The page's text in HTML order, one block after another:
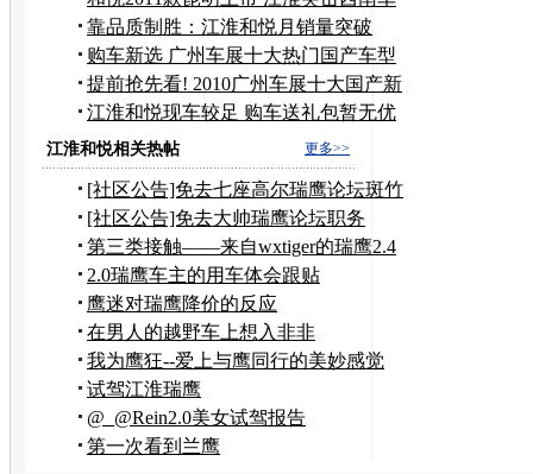
展
靠品质制胜：江淮和悦月销量突破
5000台
购车新选 广州车展十大热门国产车型
推荐
提前抢先看! 2010广州车展十大国产新
车
江淮和悦现车较足 购车送礼包暂无优
惠
更多>>
江淮和悦相关热帖
[社区公告]免去七座高尔瑞鹰论坛斑竹
职务
[社区公告]免去大帅瑞鹰论坛职务
第三类接触——来自wxtiger的瑞鹰2.4
报告（不断更新中）
2.0瑞鹰车主的用车体会跟贴
鹰迷对瑞鹰降价的反应
在男人的越野车上想入非非
我为鹰狂--爱上与鹰同行的美妙感觉
试驾江淮瑞鹰
@_@Rein2.0美女试驾报告
第一次看到兰鹰